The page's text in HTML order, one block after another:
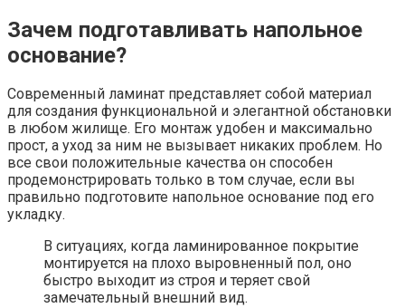
Зачем подготавливать напольное
основание?
Современный ламинат представляет собой материал
для создания функциональной и элегантной обстановки
в любом жилище. Его монтаж удобен и максимально
прост, а уход за ним не вызывает никаких проблем. Но
все свои положительные качества он способен
продемонстрировать только в том случае, если вы
правильно подготовите напольное основание под его
укладку.
В ситуациях, когда ламинированное покрытие
монтируется на плохо выровненный пол, оно
быстро выходит из строя и теряет свой
замечательный внешний вид.